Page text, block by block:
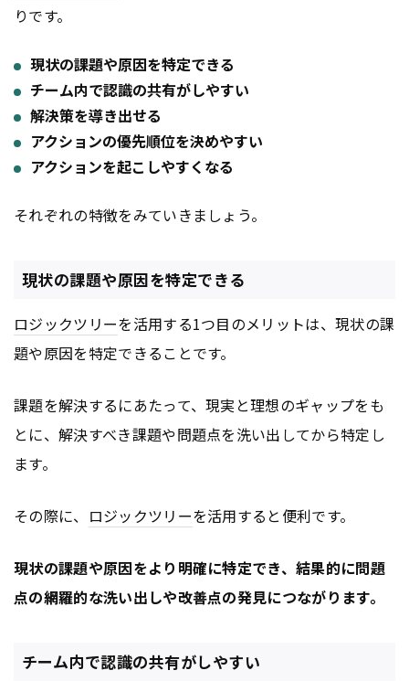
りです。
現状の課題や原因を特定できる
チーム内で認識の共有がしやすい
解決策を導き出せる
アクションの優先順位を決めやすい
アクションを起こしやすくなる
それぞれの特徴をみていきましょう。
現状の課題や原因を特定できる
ロジックツリーを活用する1つ目のメリットは、現状の課
題や原因を特定できることです。
課題を解決するにあたって、現実と理想のギャップをも
とに、解決すべき課題や問題点を洗い出してから特定し
ます。
その際に、 ロジックツリーを活用すると便利です。
現状の課題や原因をより明確に特定でき、結果的に問題
点の網羅的な洗い出しや改善点の発見につながります。
チーム内で認識の共有がしやすい